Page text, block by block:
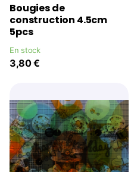
Bougies de
construction 4.5cm
5pcs
En stock
3,80 €